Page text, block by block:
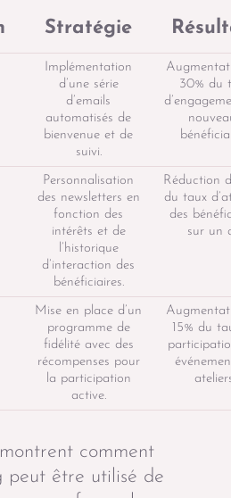
Stratégie
Implémentation
d’une série
d’emails
automatisés de
bienvenue et de
suivi.
30% du
Personnalisation
des newsletters en
fonction des
intérêts et de
l’historique
d’interaction des
bénéficiaires.
Réduction
du taux
des
sur un
Mise en place d’un
programme de
fidélité avec des
récompenses pour
la participation
active.
15% du
comment
peut être utilisé de